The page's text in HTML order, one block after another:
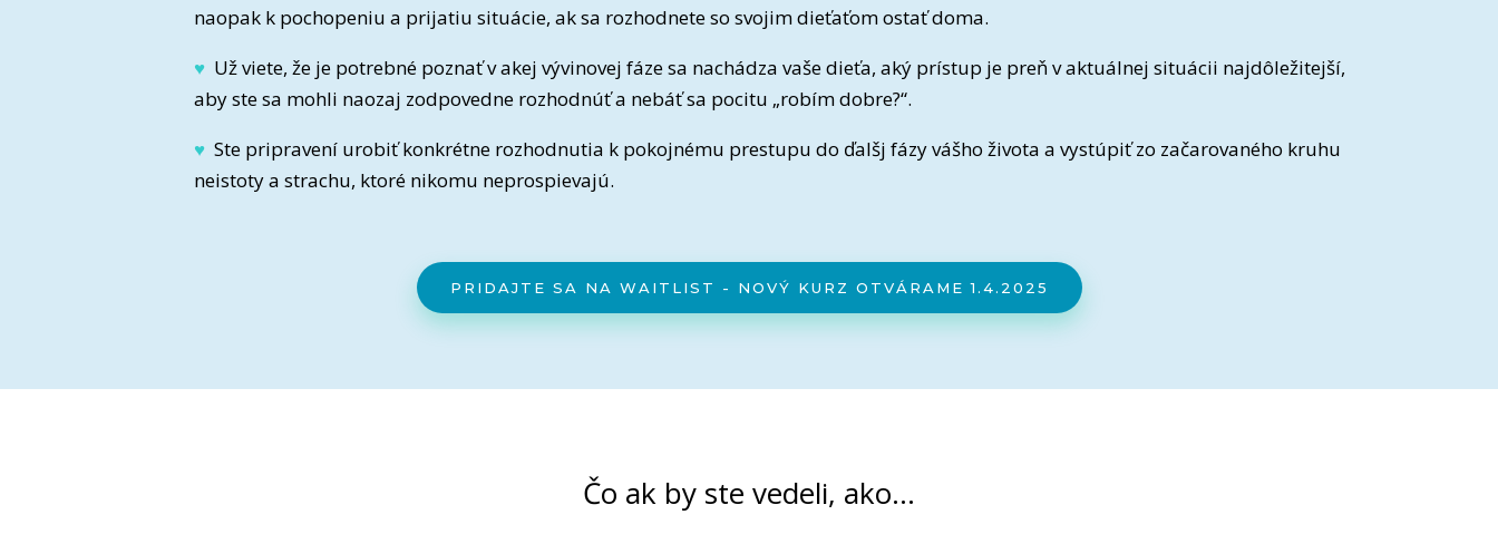
naopak k pochopeniu a prijatiu situácie, ak sa rozhodnete so svojim dieťaťom ostať doma.
♥ Už viete, že je potrebné poznať v akej vývinovej fáze sa nachádza vaše dieťa, aký prístup je preň v aktuálnej situácii najdôležitejší,
aby ste sa mohli naozaj zodpovedne rozhodnúť a nebáť sa pocitu „robím dobre?“.
♥Ste pripravení urobiť konkrétne rozhodnutia k pokojnému prestupu do ďalšj fázy vášho života a vystúpiť zo začarovaného kruhu
neistoty a strachu, ktoré nikomu neprospievajú.
PRIDAJTE SA NA WAITLIST - NOVÝ KURZ OTVÁRAME 1.4.2025
Čo ak by ste vedeli, ako…